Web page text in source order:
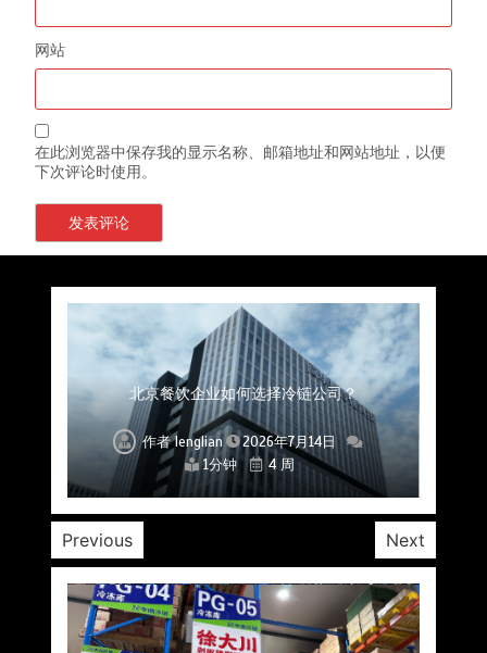
网站
在此浏览器中保存我的显示名称、邮箱地址和网站地址，以便
下次评论时使用。
上海餐饮连锁加速，冷链配送如何破解冻品食材
流通难题？
作者lenglian
2026年7月14日
1分钟
4 周
杭州中央厨房布局餐饮连锁，冷链配送如何打通
关键一环
作者lenglian
2026年7月14日
1分钟
4 周
北京餐饮企业如何选择冷链公司？
作者lenglian
2026年7月14日
1分钟
4 周
深圳冷链物流如何护航餐饮连锁？冻品食材流通
全解析
作者lenglian
2026年7月14日
1分钟
4 周
北京餐饮仓配一体化的核心价值与落地实践解析
作者lenglian
2026年7月14日
1分钟
4 周
武汉冻品配送三要素：控温、时效、低成本如何
兼得？
作者lenglian
2026年7月14日
1分钟
4 周
重庆冷链布局解冻食材运输密码，餐饮连锁如何
稳控品质？
作者lenglian
2026年7月14日
1分钟
4 周
Previous Next